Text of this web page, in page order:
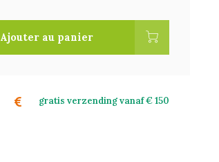
Ajouter au panier
gratis verzending vanaf € 150